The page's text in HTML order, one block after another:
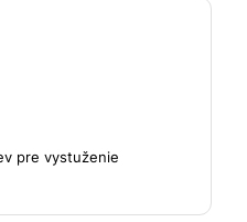
pre vystuženie